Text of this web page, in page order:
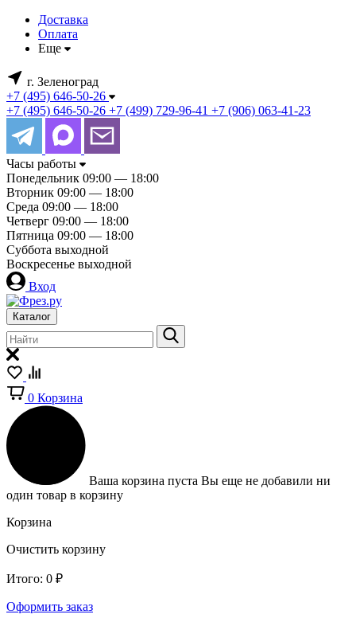
Доставка
Оплата
Еще
г. Зеленоград
+7 (495) 646-50-26
+7 (495) 646-50-26 +7 (499) 729-96-41 +7 (906) 063-41-23
Часы работы
Понедельник 09:00 — 18:00
Вторник 09:00 — 18:00
Среда 09:00 — 18:00
Четверг 09:00 — 18:00
Пятница 09:00 — 18:00
Суббота выходной
Воскресенье выходной
Вход
Каталог
0 Корзина
Ваша корзина пуста Вы еще не добавили ни
один товар в корзину
Корзина
Очистить корзину
Итого: 0 ₽
Оформить заказ